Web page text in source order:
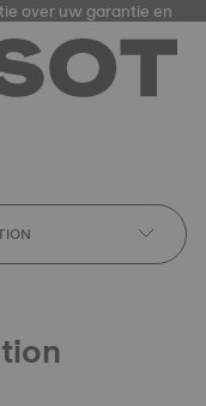
over uw garantie en